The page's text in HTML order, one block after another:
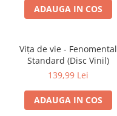
ADAUGA IN COS
Vița de vie - Fenomental
Standard (Disc Vinil)
139,99 Lei
ADAUGA IN COS